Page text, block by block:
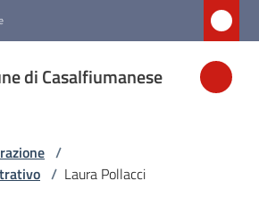
di Casalfiumanese
/
/ Laura Pollacci